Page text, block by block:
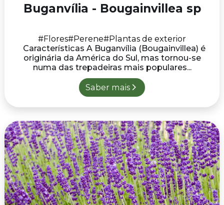
Buganvília - Bougainvillea sp
#Flores#Perene#Plantas de exterior
Características A Buganvília (Bougainvillea) é
originária da América do Sul, mas tornou-se
numa das trepadeiras mais populares...
Saber mais